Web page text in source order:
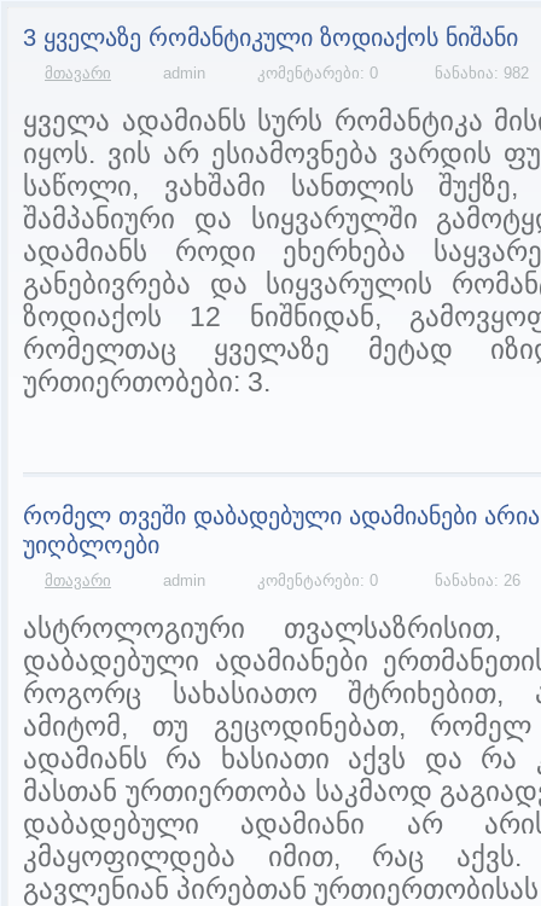
3 ყველაზე რომანტიკული ზოდიაქოს ნიშანი
მთავარი admin კომენტარები: 0 ნანახია: 982
ყველა ადამიანს სურს რომანტიკა
იყოს. ვის არ ესიამოვნება ვარდის
საწოლი, ვახშამი სანთლის შუქზე,
შამპანიური და სიყვარულში
ადამიანს როდი ეხერხება
განებივრება და სიყვარულის
ზოდიაქოს 12 ნიშნიდან,
რომელთაც ყველაზე მეტად
ურთიერთობები: 3.
რომელ თვეში დაბადებული ადამიანები
უიღბლოები
მთავარი admin კომენტარები: 0 ნანახია: 26
ასტროლოგიური თვალსაზრისით,
დაბადებული ადამიანები
როგორც სახასიათო შტრიხებით,
ამიტომ, თუ გეცოდინებათ,
ადამიანს რა ხასიათი აქვს და რა
მასთან ურთიერთობა საკმაოდ
დაბადებული ადამიანი არ
კმაყოფილდება იმით, რაც
გავლენიან პირებთან ურთიერთობისას